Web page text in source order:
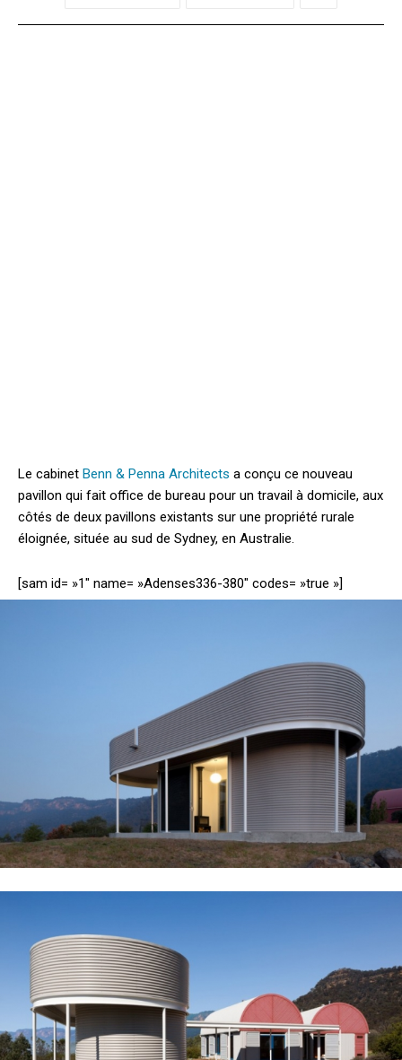
Le cabinet Benn & Penna Architects a conçu ce nouveau
pavillon qui fait office de bureau pour un travail à domicile, aux
côtés de deux pavillons existants sur une propriété rurale
éloignée, située au sud de Sydney, en Australie.
[sam id= »1″ name= »Adenses336-380″ codes= »true »]